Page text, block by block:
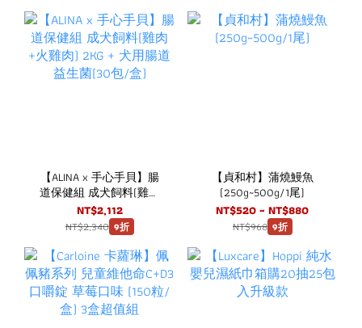
【ALINA x 手心手貝】腸
道保健組 成犬飼料(雞肉
+火雞肉) 2KG + 犬用腸道
益生菌(30包/盒)
NT$2,112
NT$2,340 9折
【貞和村】蒲燒鰻魚
(250g~500g/1尾)
NT$520 ~ NT$880
NT$968 9折